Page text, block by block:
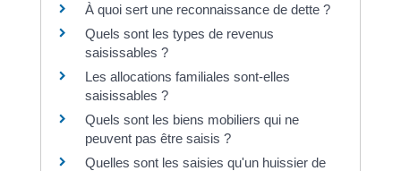
À quoi sert une reconnaissance de dette ?
Quels sont les types de revenus
saisissables ?
Les allocations familiales sont-elles
saisissables ?
Quels sont les biens mobiliers qui ne
peuvent pas être saisis ?
Quelles sont les saisies qu'un huissier de